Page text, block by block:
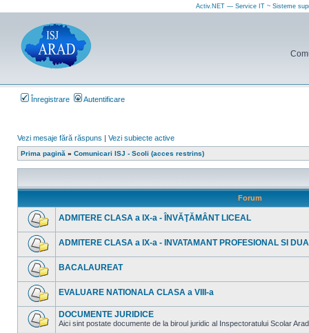
Activ.NET — Service IT ~ Sisteme
Înregistrare Autentificare
Vezi mesaje fără răspuns | Vezi subiecte active
Prima pagină » Comunicari ISJ - Scoli (acces restrins)
Forum
Nu
sunt
mesaje
ADMITERE CLASA a IX-a - ÎNVĂŢĂMÂNT LICEAL
Nu
sunt
mesaje
ADMITERE CLASA a IX-a - INVATAMANT PROFESIONAL SI
Nu
sunt
mesaje
BACALAUREAT
Nu
sunt
mesaje
necitite
EVALUARE NATIONALA CLASA a VIII-a
DOCUMENTE JURIDICE
Aici sint postate documente de la biroul juridic al Inspectoratului Scolar